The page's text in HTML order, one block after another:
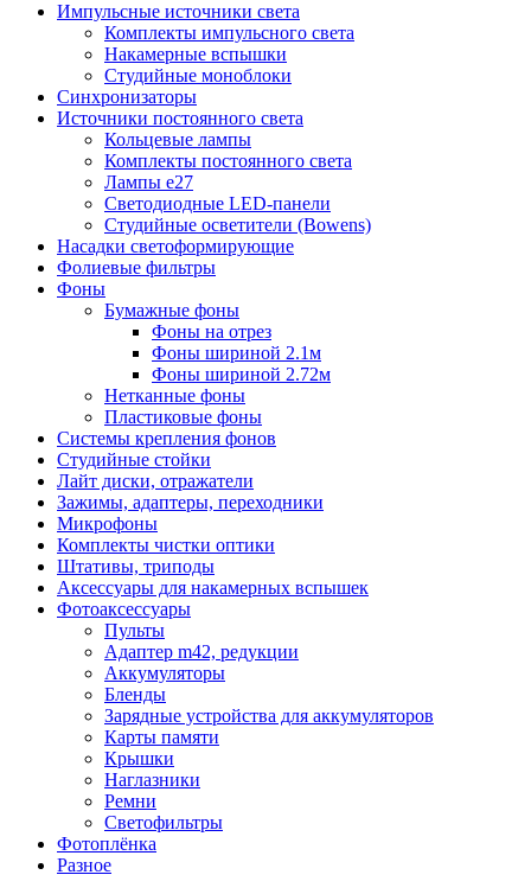
Импульсные источники света
Комплекты импульсного света
Накамерные вспышки
Студийные моноблоки
Синхронизаторы
Источники постоянного света
Кольцевые лампы
Комплекты постоянного света
Лампы e27
Светодиодные LED-панели
Студийные осветители (Bowens)
Насадки светоформирующие
Фолиевые фильтры
Фоны
Бумажные фоны
Фоны на отрез
Фоны шириной 2.1м
Фоны шириной 2.72м
Нетканные фоны
Пластиковые фоны
Системы крепления фонов
Студийные стойки
Лайт диски, отражатели
Зажимы, адаптеры, переходники
Микрофоны
Комплекты чистки оптики
Штативы, триподы
Аксессуары для накамерных вспышек
Фотоаксессуары
Пульты
Адаптер m42, редукции
Аккумуляторы
Бленды
Зарядные устройства для аккумуляторов
Карты памяти
Крышки
Наглазники
Ремни
Светофильтры
Фотоплёнка
Разное